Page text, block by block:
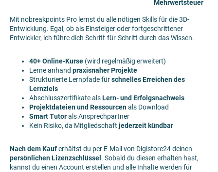
Mehrwertsteuer
Mit nobreakpoints Pro lernst du alle nötigen Skills für die 3D-
Entwicklung. Egal, ob als Einsteiger oder fortgeschrittener
Entwickler, ich führe dich Schritt-für-Schritt durch das Wissen.
40+ Online-Kurse (wird regelmäßig erweitert)
Lerne anhand praxisnaher Projekte
Strukturierte Lernpfade fürschnelles Erreichen des
Lernziels
Abschlusszertifikate alsLern- und Erfolgsnachweis
Projektdateien und Ressourcenals Download
Smart Tutorals Ansprechpartner
Kein Risiko, da Mitgliedschaft jederzeit kündbar
Nach dem Kauferhältst du per E-Mail von Digistore24 deinen
persönlichen Lizenzschlüssel . Sobald du diesen erhalten hast,
kannst du einen Account erstellen und alle Inhalte werden für